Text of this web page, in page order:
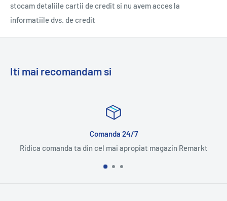
stocam detaliile cartii de credit si nu avem acces la
informatiile dvs. de credit
Iti mai recomandam si
magazin Remarkt
Bucura-te de aceeasi